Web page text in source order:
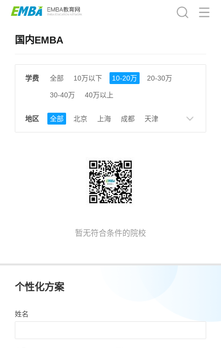
国内EMBA
学费 全部 10万以下 10-20万 20-30万
30-40万 40万以上
地区 全部 北京 上海 成都 天津
山东 安徽
广州
暂无符合条件的院校
个性化方案
姓名